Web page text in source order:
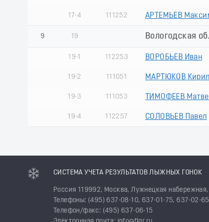
17-4 111252 АРТЕМЬЕВ
9 19 Вологодская
19-1 112253 ВОРОБЬЕВ Иван
19-2 111051 МАРТЮКОВ
19-3 111053 ТИМОФЕЕВ
19-4 112257 СОЛОВЬЕВ Павел
СИСТЕМА УЧЕТА РЕЗУЛЬТАТОВ ЛЫЖНЫХ ГОНОК
Россия 119992, Москва, Лужнецкая
Телефоны: (495) 637-08-10, 637-01-75, 637-02-65
Телефон/факс: (495) 637-06-15